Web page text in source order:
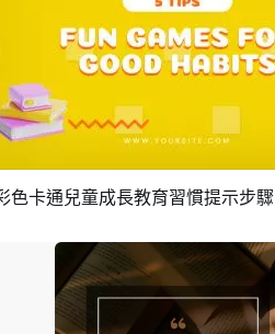
預覽 AI剪同款
色卡通兒童成長教育習慣提示步驟